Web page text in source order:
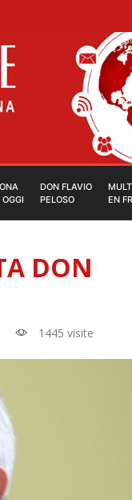
DON FLAVIO
PELOSO
EN
DON
1445 visite